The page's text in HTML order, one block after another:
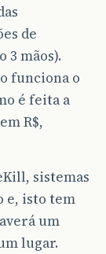
de
3 mãos).
funciona o
é feita a
R$,
sistemas
e, isto tem
um
lugar.